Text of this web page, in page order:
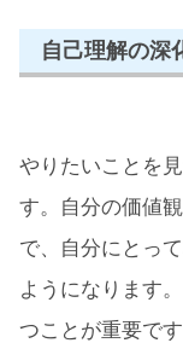
自己理解の深
やりたいことを
す。自分の価値
で、自分にとっ
ようになります
つことが重要で